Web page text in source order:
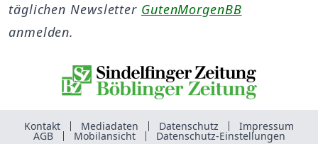
täglichen Newsletter GutenMorgenBB
anmelden.
Kontakt Mediadaten Datenschutz Impressum
AGB Mobilansicht Datenschutz-Einstellungen